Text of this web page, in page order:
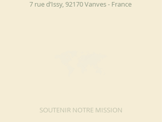
7 rue d’Issy, 92170 Vanves - France
SOUTENIR NOTRE MISSION